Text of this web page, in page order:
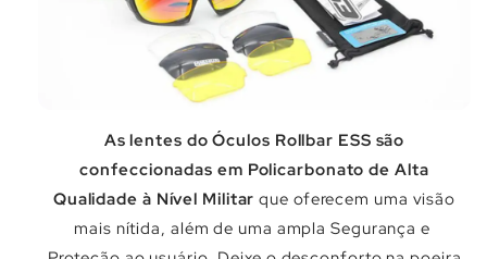
As lentes do Óculos Rollbar ESS são
confeccionadas em Policarbonato de Alta
Qualidade à Nível Militarque oferecem uma visão
mais nítida, além de uma ampla Segurança e